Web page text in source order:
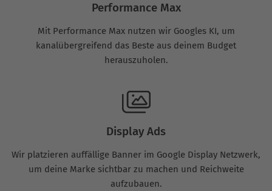
Performance Max
Mit Performance Max nutzen wir Googles KI, um
kanalübergreifend das Beste aus deinem Budget
herauszuholen.
Display Ads
Wir platzieren auffällige Banner im Google Display Netzwerk,
um deine Marke sichtbar zu machen und Reichweite
aufzubauen.